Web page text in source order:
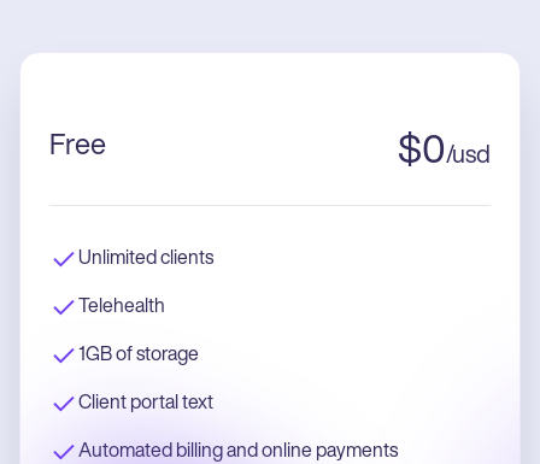
Free $0/usd
Unlimited clients
Telehealth
1GB of storage
Client portal text
Automated billing and online payments